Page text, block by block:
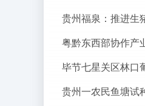
贵州福泉：推进生
粤黔东西部协作产
毕节七星关区林口
贵州一农民鱼塘试